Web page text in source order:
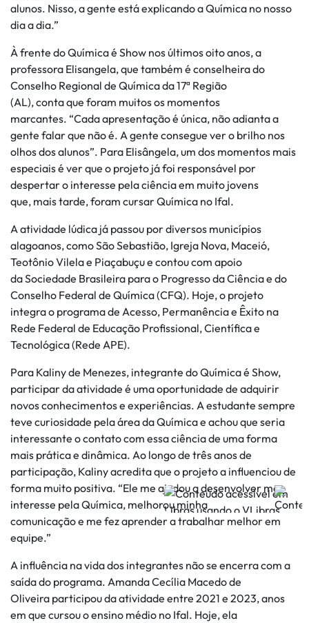
alunos. Nisso, a gente está explicando a Química no nosso
dia a dia.”
À frente do Química é Show nos últimos oito anos, a
professora Elisangela, que também é conselheira do
Conselho Regional de Química da 17ª Região
(AL), conta que foram muitos os momentos
marcantes. “Cada apresentação é única, não adianta a
gente falar que não é. A gente consegue ver o brilho nos
olhos dos alunos”. Para Elisângela, um dos momentos mais
especiais é ver que o projeto já foi responsável por
despertar o interesse pela ciência em muito jovens
que, mais tarde, foram cursar Química no Ifal.
A atividade lúdica já passou por diversos municípios
alagoanos, como São Sebastião, Igreja Nova, Maceió,
Teotônio Vilela e Piaçabuçu e contou com apoio
da Sociedade Brasileira para o Progresso da Ciência e do
Conselho Federal de Química (CFQ). Hoje, o projeto
integra o programa de Acesso, Permanência e Êxito na
Rede Federal de Educação Profissional, Científica e
Tecnológica (Rede APE).
Para Kaliny de Menezes, integrante do Química é Show,
participar da atividade é uma oportunidade de adquirir
novos conhecimentos e experiências. A estudante sempre
teve curiosidade pela área da Química e achou que seria
interessante o contato com essa ciência de uma forma
mais prática e dinâmica. Ao longo de três anos de
participação, Kaliny acredita que o projeto a influenciou de
forma muito positiva. “Ele me ajudou a desenvolver meu
interesse pela Química, melhorou minha
comunicação e me fez aprender a trabalhar melhor em
equipe.”
A influência na vida dos integrantes não se encerra com a
saída do programa. Amanda Cecília Macedo de
Oliveira participou da atividade entre 2021 e 2023, anos
em que cursou o ensino médio no Ifal. Hoje, ela